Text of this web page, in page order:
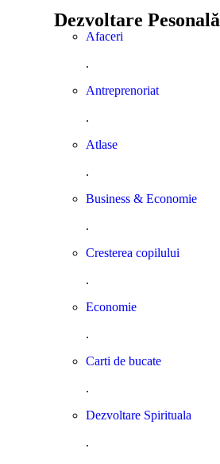
Dezvoltare Pesonală
Afaceri
.
Antreprenoriat
.
Atlase
.
Business & Economie
.
Cresterea copilului
.
Economie
.
Carti de bucate
.
Dezvoltare Spirituala
.